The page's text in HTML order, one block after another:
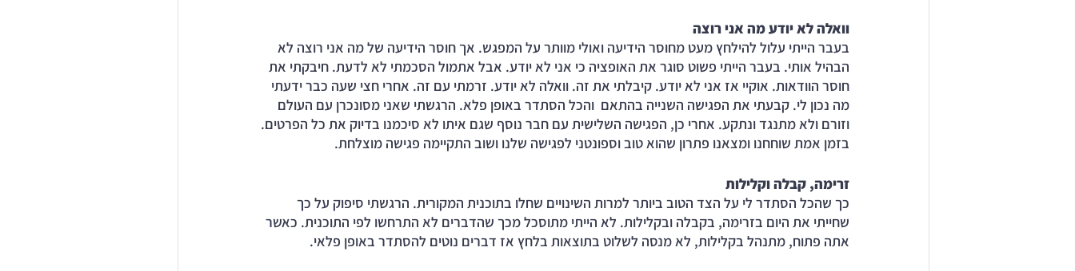
וואלה לא יודע מה אני רוצה
בעבר הייתי עלול להילחץ מעט מחוסר הידיעה ואולי מוותר על המפגש. אך חוסר הידיעה של מה אני רוצה לא
הבהיל אותי. בעבר הייתי פשוט סוגר את האופציה כי אני לא יודע. אבל אתמול הסכמתי לא לדעת. חיבקתי את
חוסר הוודאות. אוקיי אז אני לא יודע. קיבלתי את זה. וואלה לא יודע. זרמתי עם זה. אחרי חצי שעה כבר ידעתי
מה נכון לי. קבעתי את הפגישה השנייה בהתאם  והכל הסתדר באופן פלא. הרגשתי שאני מסונכרן עם העולם
וזורם ולא מתנגד ונתקע. אחרי כן, הפגישה השלישית עם חבר נוסף שגם איתו לא סיכמנו בדיוק את כל הפרטים.
בזמן אמת שוחחנו ומצאנו פתרון שהוא טוב וספונטני לפגישה שלנו ושוב התקיימה פגישה מוצלחת.
זרימה, קבלה וקלילות
כך שהכל הסתדר לי על הצד הטוב ביותר למרות השינויים שחלו בתוכנית המקורית. הרגשתי סיפוק על כך
שחייתי את היום בזרימה, בקבלה ובקלילות. לא הייתי מתוסכל מכך שהדברים לא התרחשו לפי התוכנית. כאשר
אתה פתוח, מתנהל בקלילות, לא מנסה לשלוט בתוצאות בלחץ אז דברים נוטים להסתדר באופן פלאי.